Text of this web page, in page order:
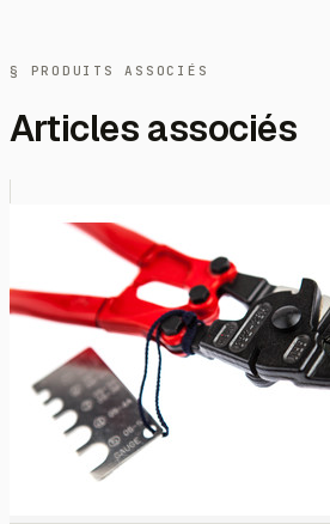
§ PRODUITS ASSOCIÉS
Articles associés